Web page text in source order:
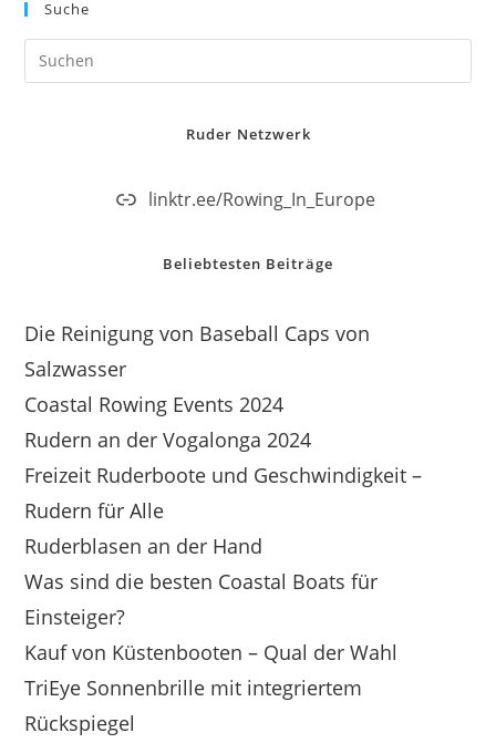
Suche
Ruder Netzwerk
linktr.ee/Rowing_In_Europe
Beliebtesten Beiträge
Die Reinigung von Baseball Caps von
Salzwasser
Coastal Rowing Events 2024
Rudern an der Vogalonga 2024
Freizeit Ruderboote und Geschwindigkeit –
Rudern für Alle
Ruderblasen an der Hand
Was sind die besten Coastal Boats für
Einsteiger?
Kauf von Küstenbooten – Qual der Wahl
TriEye Sonnenbrille mit integriertem
Rückspiegel